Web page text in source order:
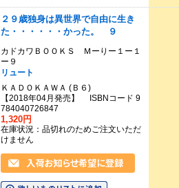
２９歳独身は異世界で自由に生き
た・・・・・・かった。 ９
カドカワＢＯＯＫＳ Ｍーりー１ー１
ー９
リュート
ＫＡＤＯＫＡＷＡ (Ｂ６)
【2018年04月発売】 ISBNコード 9
784040726847
1,320円
在庫状況：品切れのためご注文いただ
けません